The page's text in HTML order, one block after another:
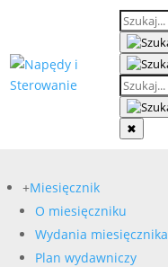
✖
+Miesięcznik
O miesięczniku
Wydania miesięcznika
Plan wydawniczy